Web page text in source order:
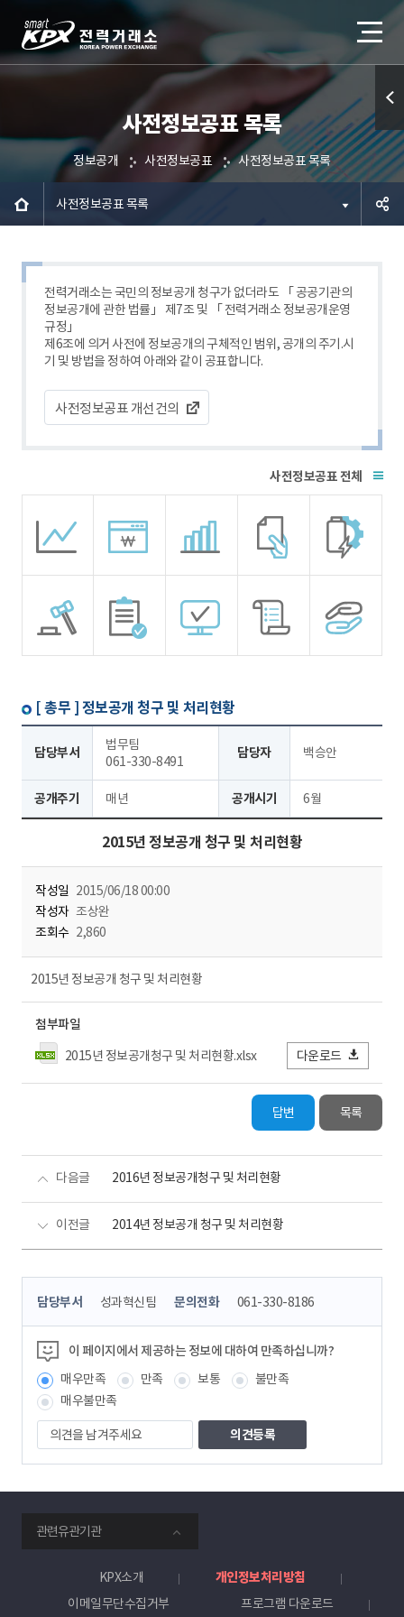
사전정보공표 목록
정보공개 사전정보공표 사전정보공표 목록
사전정보공표 목록
전력거래소는 국민의 정보공개 청구가 없더라도 「 공공기관의
정보공개에 관한 법률」 제7조 및 「 전력거래소 정보공개운영
규정」
제6조에 의거 사전에 정보공개의 구체적인 범위, 공개의 주기.시
기 및 방법을 정하여 아래와 같이 공표합니다.
사전정보공표 개선건의
전체
[ 총무 ] 정보공개 청구 및 처리현황
담당부서
법무팀
061-330-8491
담당자 백승안
공개주기 매년 공개시기 6월
2015년 정보공개 청구 및 처리현황
작성일 2015/06/18 00:00
작성자 조상완
조회수 2,860
2015년 정보공개 청구 및 처리현황
첨부파일
2015년 정보공개청구 및 처리현황.xlsx
다운로드
답변 목록
다음글 2016년 정보공개청구 및 처리현황
이전글 2014년 정보공개 청구 및 처리현황
콘
츠
정
보
책
임
자
담당부서 성과혁신팀 문의전화 061-330-8186
이 페이지에서 제공하는 정보에 대하여 만족하십니까?
매우만족
만족 보통
불만족
매우불만족
의
견
을
겨
주
세
요
관련유관기관
KPX소개
개인정보처리방침
이메일무단수집거부
프로그램 다운로드
퀵메
뉴 열
기